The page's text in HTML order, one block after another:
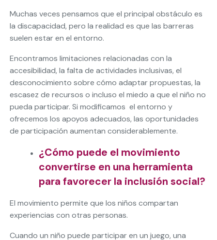
Muchas veces pensamos que el principal obstáculo es
la discapacidad, pero la realidad es que las barreras
suelen estar en el entorno.
Encontramos limitaciones relacionadas con la
accesibilidad, la falta de actividades inclusivas, el
desconocimiento sobre cómo adaptar propuestas, la
escasez de recursos o incluso el miedo a que el niño no
pueda participar. Si modificamos el entorno y
ofrecemos los apoyos adecuados, las oportunidades
de participación aumentan considerablemente.
¿Cómo puede el movimiento
convertirse en una herramienta
para favorecer la inclusión social?
El movimiento permite que los niños compartan
experiencias con otras personas.
Cuando un niño puede participar en un juego, una